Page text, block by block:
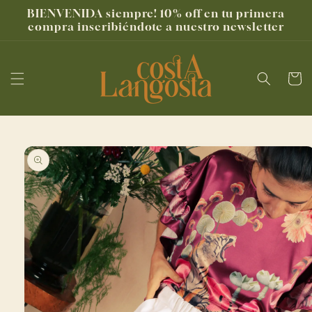
directamente
al contenido
BIENVENIDA siempre! 10% off en tu primera
compra inscribiéndote a nuestro newsletter
Carrito
directamente
información
del producto